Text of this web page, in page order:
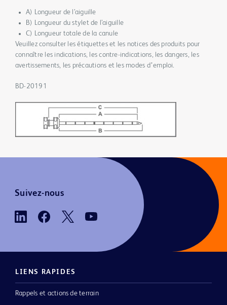
A) Longueur de l’aiguille
B) Longueur du stylet de l’aiguille
C) Longueur totale de la canule
Veuillez consulter les étiquettes et les notices des produits pour
connaître les indications, les contre-indications, les dangers, les
avertissements, les précautions et les modes dʼemploi.
BD-20191
Suivez-nous
LIENS RAPIDES
Rappels et actions de terrain